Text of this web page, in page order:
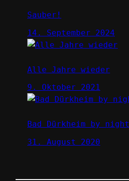
Sauber!
14. September 2024
Alle Jahre wieder
9. Oktober 2021
Bad Dürkheim by night
31. August 2020